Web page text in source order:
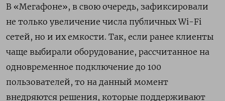
В «Мегафоне», в свою очередь, зафиксировали
не только увеличение числа публичных Wi-Fi
сетей, но и их емкости. Так, если ранее клиенты
чаще выбирали оборудование, рассчитанное на
одновременное подключение до 100
пользователей, то на данный момент
внедряются решения, которые поддерживают